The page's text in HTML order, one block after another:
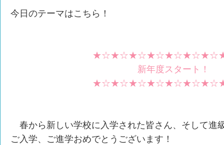
今日のテーマはこちら！
新年度スタート！
春から新しい学校に入学された皆さん、そして進
ご入学、ご進学おめでとうございます！